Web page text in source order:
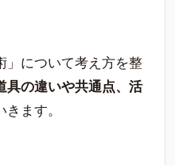
」について考え方を整
具の違いや共通点、活
ます。